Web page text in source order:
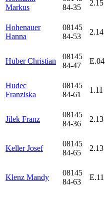
Markus
84-35
2.15
Hohenauer
Hanna
08145
84-53
2.14
Huber Christian
08145
84-47
E.04
Hudec
Franziska
08145
84-61
1.11
Jilek Franz
08145
84-36
2.13
Keller Josef
08145
84-65
2.13
Klenz Mandy
08145
84-63
E.11